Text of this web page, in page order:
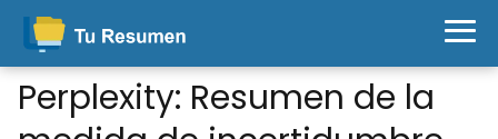
Perplexity: Resumen de la